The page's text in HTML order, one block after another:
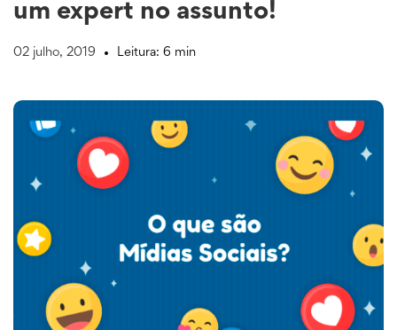
um expert no assunto!
02 julho, 2019 Leitura: 6 min